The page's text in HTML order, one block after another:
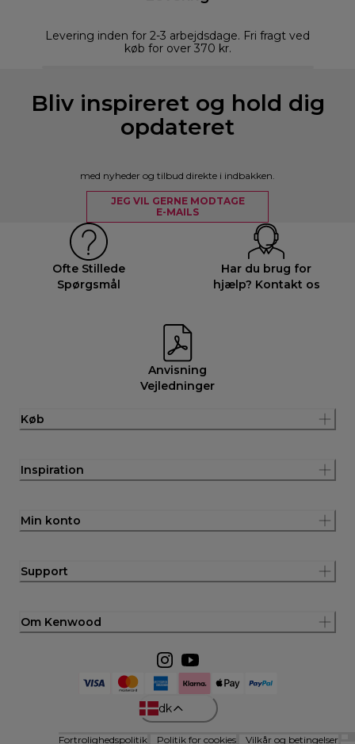
Levering inden for 2-3 arbejdsdage. Fri fragt ved
køb for over 370 kr.
Bliv inspireret og hold dig
opdateret
med nyheder og tilbud direkte i indbakken.
JEG VIL GERNE MODTAGE
E-MAILS
Ofte Stillede
Spørgsmål
Har du brug for
hjælp? Kontakt os
Anvisning
Vejledninger
Køb
Inspiration
Min konto
Support
Om Kenwood
dk
Fortrolighedspolitik Politik for cookies Vilkår og betingelser